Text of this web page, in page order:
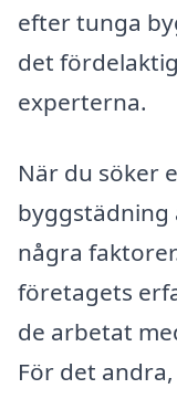
efter tunga
det
experterna.
När du söker
byggstädning
några
företagets
de arbetat
För det